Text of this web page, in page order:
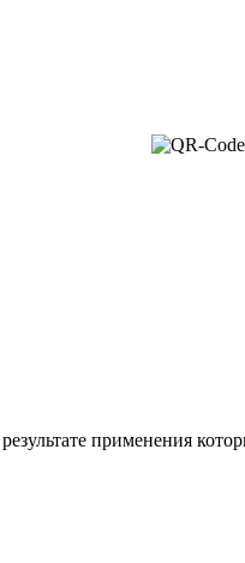
применения